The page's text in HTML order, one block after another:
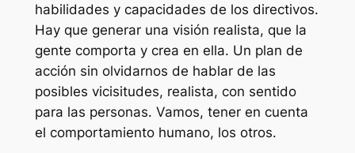
habilidades y capacidades de los directivos.
Hay que generar una visión realista, que la
gente comporta y crea en ella. Un plan de
acción sin olvidarnos de hablar de las
posibles vicisitudes, realista, con sentido
para las personas. Vamos, tener en cuenta
el comportamiento humano, los otros.